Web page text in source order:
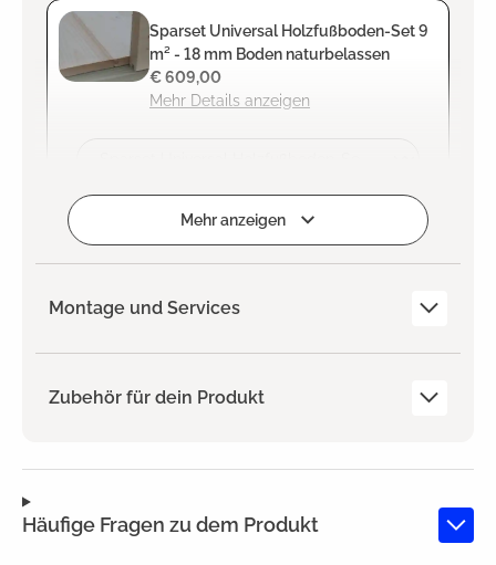
Sparset Universal Holzfußboden-Set 9
m² - 18 mm Boden naturbelassen
Mehr Details anzeigen
€ 609,00
Zum Projekt hinzufügen
Mehr anzeigen
Montage und Services
Zubehör für dein Produkt
Häufige Fragen zu dem Produkt